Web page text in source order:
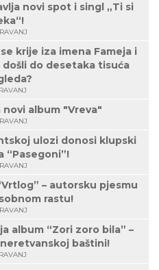
novi spot i singl „Ti si
se krije iza imena Fameja i
do desetaka tisuća
album "Vreva"
ulozi donosi klupski
“Pasegoni”!
– autorsku pjesmu
rastu!
album “Zori zoro bila” –
baštini!